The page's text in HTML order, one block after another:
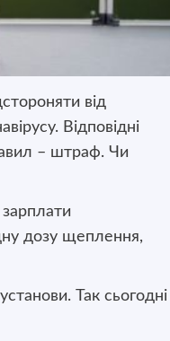
від
Відповідні
– штраф. Чи
дозу щеплення,
Так сьогодні